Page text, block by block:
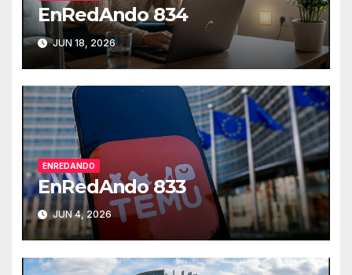
EnRedAndo 834
JUN 18, 2026
ENREDANDO
EnRedAndo 833
JUN 4, 2026